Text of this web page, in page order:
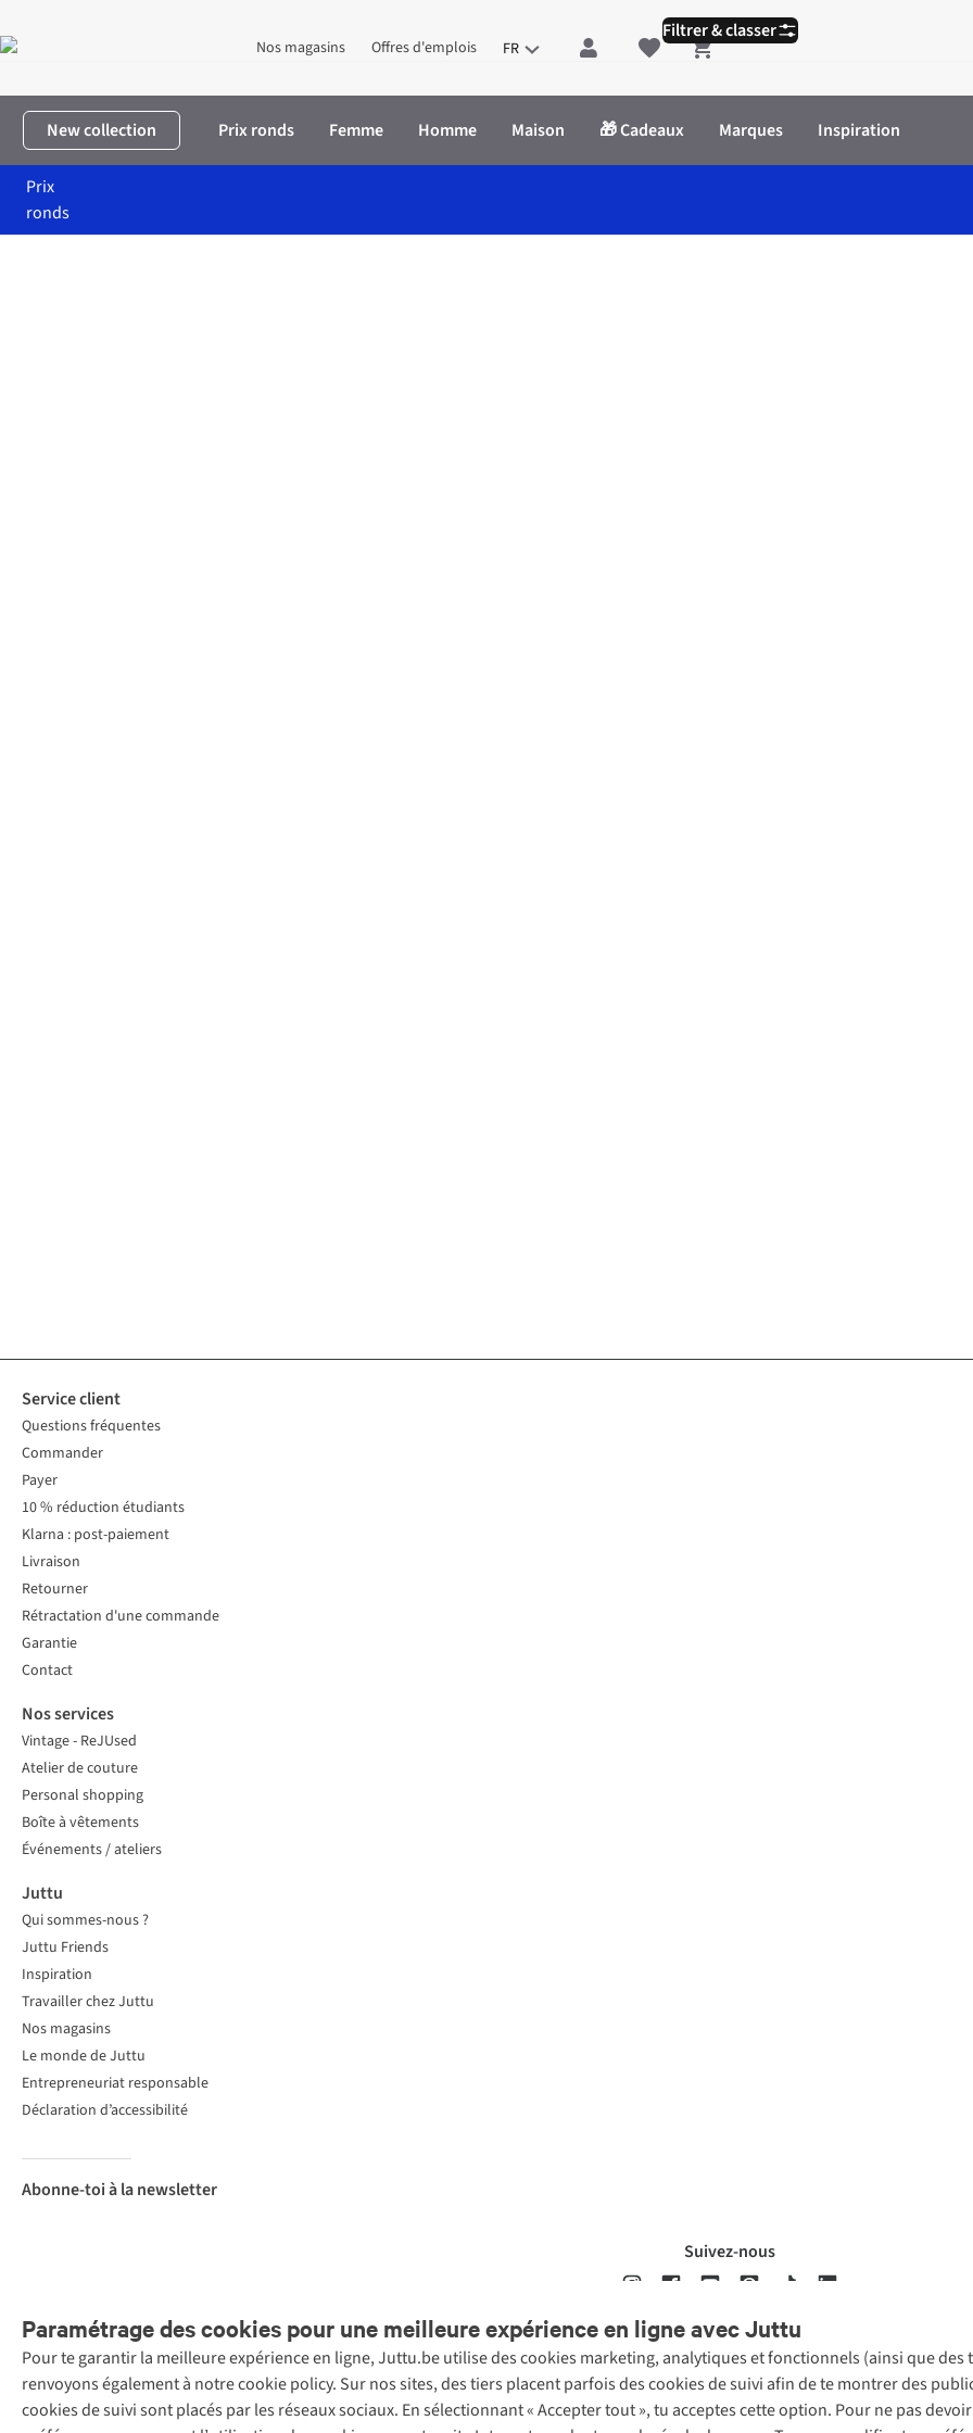
Nos magasins Offres d'emplois FR Shopping cart
New collection Prix ronds Femme Homme Maison 🎁 Cadeaux Marques Inspiration
Prix
ronds
Filtrer & classer
Paramétrage des cookies pour une meilleure expérience en ligne avec Juttu
Pour te garantir la meilleure expérience en ligne, Juttu.be utilise des cookies marketing, analytiques et fonctionnels (ainsi que
renvoyons également à notre cookie policy. Sur nos sites, des tiers placent parfois des cookies de suivi afin de te montrer des
cookies de suivi sont placés par les réseaux sociaux. En sélectionnant « Accepter tout », tu acceptes cette option. Pour ne pas
Service client
Questions fréquentes
Commander
Payer
10 % réduction étudiants
Klarna : post-paiement
Livraison
Retourner
Rétractation d'une commande
Garantie
Contact
Nos services
Vintage - ReJUsed
Atelier de couture
Personal shopping
Boîte à vêtements
Événements / ateliers
Juttu
Qui sommes-nous ?
Juttu Friends
Inspiration
Travailler chez Juttu
Nos magasins
Le monde de Juttu
Entrepreneuriat responsable
Déclaration d’accessibilité
Abonne-toi à la newsletter
Suivez-nous
Mentions légales Politique de confidentialté Conditions générales Cookie
Retail Concepts